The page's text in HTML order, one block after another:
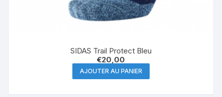
SIDAS Trail Protect Bleu
€20,00
AJOUTER AU PANIER